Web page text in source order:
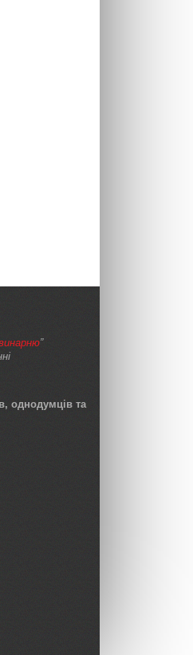
”
однодумців та